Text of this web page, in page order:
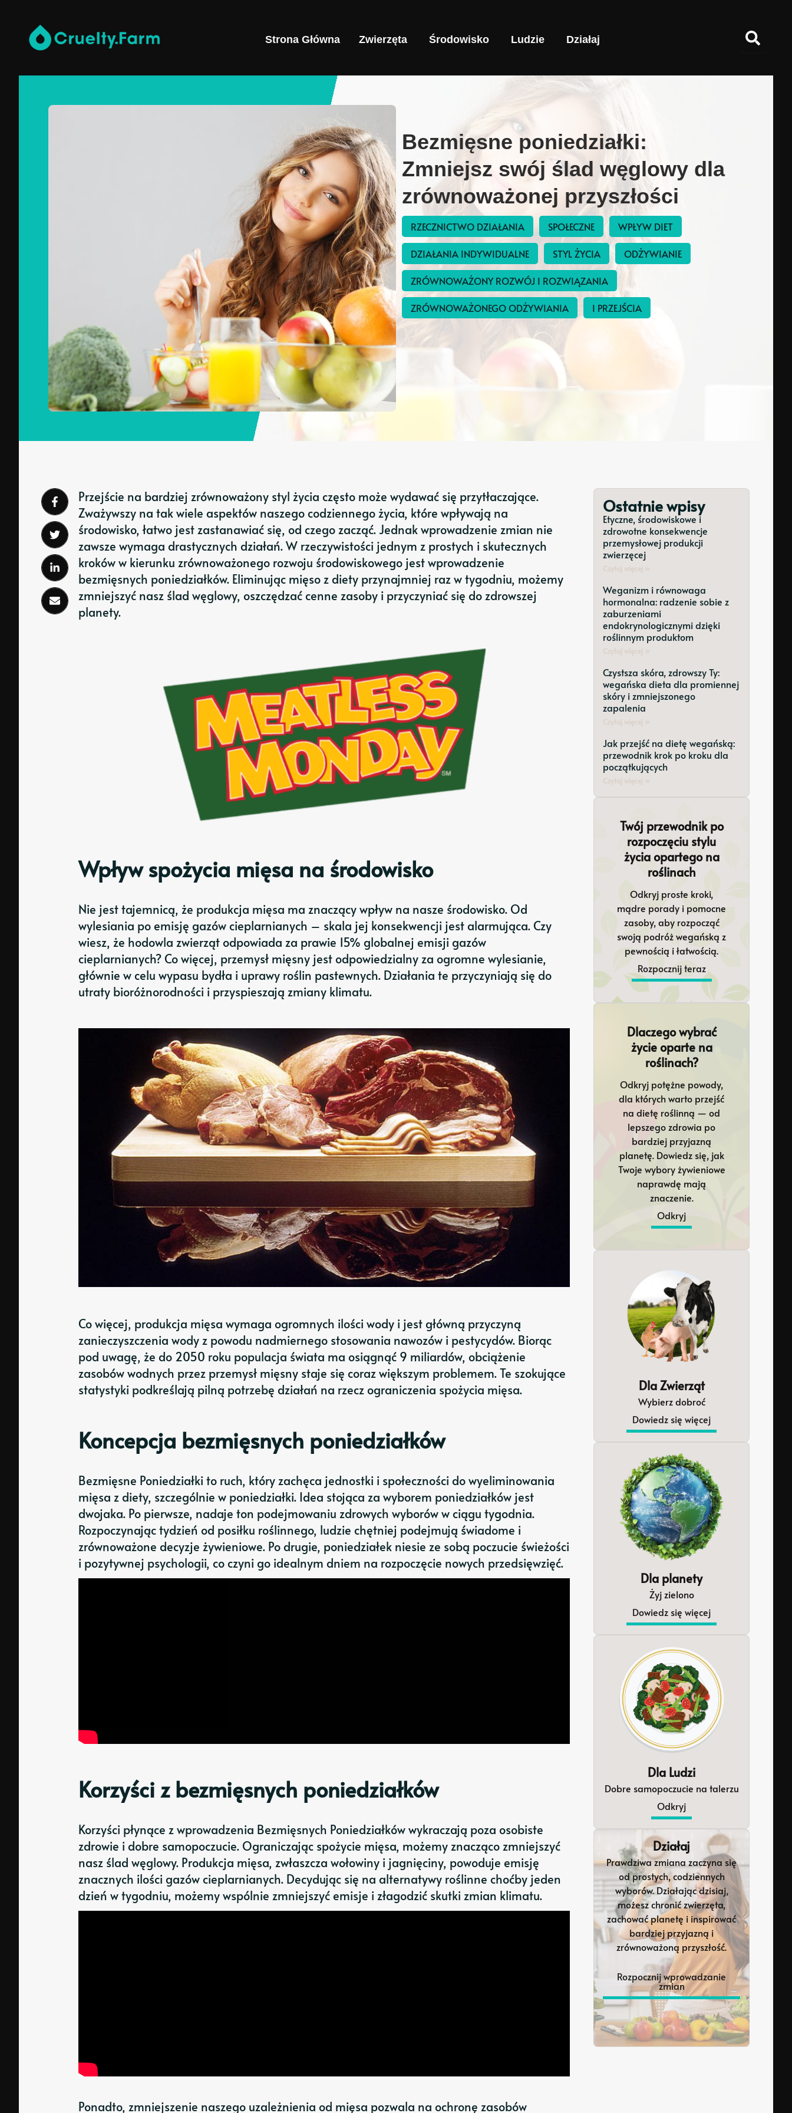
Strona Główna Zwierzęta Środowisko Ludzie Działaj
Bezmięsne poniedziałki:
Zmniejsz swój ślad węglowy dla
zrównoważonej przyszłości
RZECZNICTWO DZIAŁANIA SPOŁECZNE WPŁYW DIET
DZIAŁANIA INDYWIDUALNE STYL ŻYCIA ODŻYWIANIE
ZRÓWNOWAŻONY ROZWÓJ I ROZWIĄZANIA
ZRÓWNOWAŻONEGO ODŻYWIANIA I PRZEJŚCIA
Przejście na bardziej zrównoważony styl życia często może wydawać się przytłaczające.
Zważywszy na tak wiele aspektów naszego codziennego życia, które wpływają na
środowisko, łatwo jest zastanawiać się, od czego zacząć. Jednak wprowadzenie zmian nie
zawsze wymaga drastycznych działań. W rzeczywistości jednym z prostych i skutecznych
kroków w kierunku zrównoważonego rozwoju środowiskowego jest wprowadzenie
bezmięsnych poniedziałków. Eliminując mięso z diety przynajmniej raz w tygodniu, możemy
zmniejszyć nasz ślad węglowy, oszczędzać cenne zasoby i przyczyniać się do zdrowszej
planety.
Wpływ spożycia mięsa na środowisko
Nie jest tajemnicą, że produkcja mięsa ma znaczący wpływ na nasze środowisko. Od
wylesiania po emisję gazów cieplarnianych – skala jej konsekwencji jest alarmująca. Czy
wiesz, że hodowla zwierząt odpowiada za prawie 15% globalnej emisji gazów
cieplarnianych? Co więcej, przemysł mięsny jest odpowiedzialny za ogromne wylesianie,
głównie w celu wypasu bydła i uprawy roślin pastewnych. Działania te przyczyniają się do
utraty bioróżnorodności i przyspieszają zmiany klimatu.
Co więcej, produkcja mięsa wymaga ogromnych ilości wody i jest główną przyczyną
zanieczyszczenia wody z powodu nadmiernego stosowania nawozów i pestycydów. Biorąc
pod uwagę, że do 2050 roku populacja świata ma osiągnąć 9 miliardów, obciążenie
zasobów wodnych przez przemysł mięsny staje się coraz większym problemem. Te szokujące
statystyki podkreślają pilną potrzebę działań na rzecz ograniczenia spożycia mięsa.
Koncepcja bezmięsnych poniedziałków
Bezmięsne Poniedziałki to ruch, który zachęca jednostki i społeczności do wyeliminowania
mięsa z diety, szczególnie w poniedziałki. Idea stojąca za wyborem poniedziałków jest
dwojaka. Po pierwsze, nadaje ton podejmowaniu zdrowych wyborów w ciągu tygodnia.
Rozpoczynając tydzień od posiłku roślinnego, ludzie chętniej podejmują świadome i
zrównoważone decyzje żywieniowe. Po drugie, poniedziałek niesie ze sobą poczucie świeżości
i pozytywnej psychologii, co czyni go idealnym dniem na rozpoczęcie nowych przedsięwzięć.
Korzyści z bezmięsnych poniedziałków
Korzyści płynące z wprowadzenia Bezmięsnych Poniedziałków wykraczają poza osobiste
zdrowie i dobre samopoczucie. Ograniczając spożycie mięsa, możemy znacząco zmniejszyć
nasz ślad węglowy. Produkcja mięsa, zwłaszcza wołowiny i jagnięciny, powoduje emisję
znacznych ilości gazów cieplarnianych. Decydując się na alternatywy roślinne choćby jeden
dzień w tygodniu, możemy wspólnie zmniejszyć emisje i złagodzić skutki zmian klimatu.
Ponadto, zmniejszenie naszego uzależnienia od mięsa pozwala na ochronę zasobów
Ostatnie wpisy
Etyczne, środowiskowe i
zdrowotne konsekwencje
przemysłowej produkcji
zwierzęcej
Weganizm i równowaga
hormonalna: radzenie sobie z
zaburzeniami
endokrynologicznymi dzięki
roślinnym produktom
Czystsza skóra, zdrowszy Ty:
wegańska dieta dla promiennej
skóry i zmniejszonego
zapalenia
Jak przejść na dietę wegańską:
przewodnik krok po kroku dla
początkujących
Twój przewodnik po
rozpoczęciu stylu
życia opartego na
roślinach
Odkryj proste kroki,
mądre porady i pomocne
zasoby, aby rozpocząć
swoją podróż wegańską z
pewnością i łatwością.
Rozpocznij teraz
Dlaczego wybrać
życie oparte na
roślinach?
Odkryj potężne powody,
dla których warto przejść
na dietę roślinną — od
lepszego zdrowia po
bardziej przyjazną
planetę. Dowiedz się, jak
Twoje wybory żywieniowe
naprawdę mają
znaczenie.
Odkryj
Dla Zwierząt
Wybierz dobroć
Dowiedz się więcej
Dla planety
Żyj zielono
Dowiedz się więcej
Dla Ludzi
Dobre samopoczucie na talerzu
Odkryj
Działaj
Prawdziwa zmiana zaczyna się
od prostych, codziennych
wyborów. Działając dzisiaj,
możesz chronić zwierzęta,
zachować planetę i inspirować
bardziej przyjazną i
zrównoważoną przyszłość.
Rozpocznij wprowadzanie
zmian